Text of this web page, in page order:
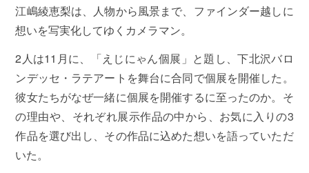
江嶋綾恵梨は、人物から風景まで、ファインダー越しに
想いを写実化してゆくカメラマン。
2人は11月に、「えじにゃん個展」と題し、下北沢バロ
ンデッセ・ラテアートを舞台に合同で個展を開催した。
彼女たちがなぜ一緒に個展を開催するに至ったのか。そ
の理由や、それぞれ展示作品の中から、お気に入りの3
作品を選び出し、その作品に込めた想いを語っていただ
いた。